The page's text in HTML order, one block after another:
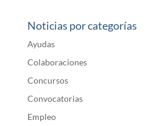
Noticias por categorías
Ayudas
Colaboraciones
Concursos
Convocatorias
Empleo